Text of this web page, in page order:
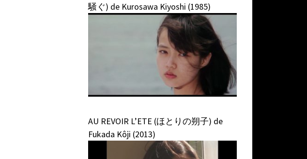
騒ぐ) de Kurosawa Kiyoshi (1985)
AU REVOIR L’ETE (ほとりの朔子) de
Fukada Kôji (2013)